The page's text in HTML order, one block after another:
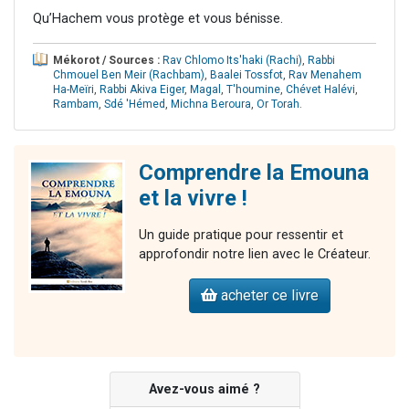
Qu’Hachem vous protège et vous bénisse.
Mékorot / Sources : Rav Chlomo Its'haki (Rachi), Rabbi
Chmouel Ben Meir (Rachbam), Baalei Tossfot, Rav Menahem
Ha-Meïri, Rabbi Akiva Eiger, Magal , T'houmine, Chévet Halévi,
Rambam, Sdé 'Hémed, Michna Beroura, Or Torah.
Comprendre la Emouna
et la vivre !
Un guide pratique pour ressentir et
approfondir notre lien avec le Créateur.
acheter ce livre
Avez-vous aimé ?